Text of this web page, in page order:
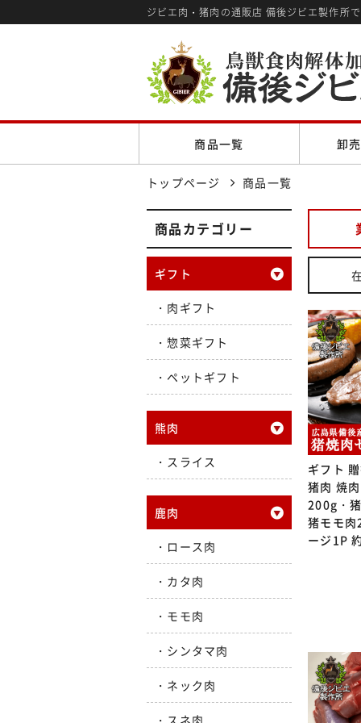
ジビエ肉・猪肉の通販店 備後ジビエ製作所
商品一覧 卸
トップページ 商品一覧
ギフト
猪肉 焼
200g・
猪モモ
ージ1P
商品カテゴリー
ギフト
肉ギフト
惣菜ギフト
ペットギフト
熊肉
スライス
鹿肉
ロース肉
カタ肉
モモ肉
シンタマ肉
ネック肉
スネ肉